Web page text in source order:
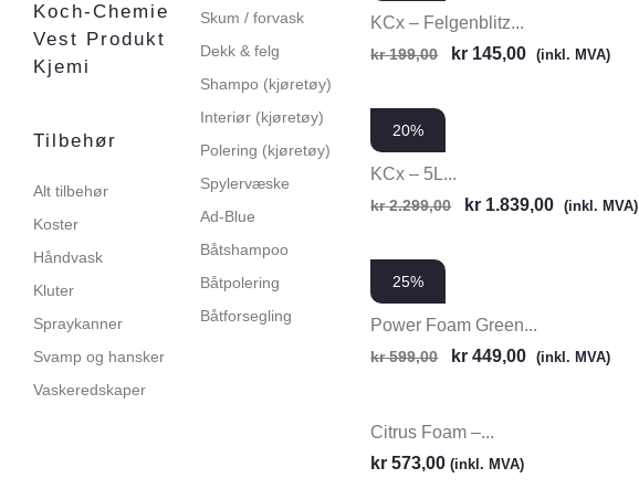
Koch-Chemie
Vest Produkt
Kjemi
Tilbehør
Alt tilbehør
Koster
Håndvask
Kluter
Spraykanner
Svamp og hansker
Vaskeredskaper
Skum / forvask
Dekk & felg
Shampo (kjøretøy)
Interiør (kjøretøy)
Polering (kjøretøy)
Spylervæske
Ad-Blue
Båtshampoo
Båtpolering
Båtforsegling
KCx – Felgenblitz...
kr199,00 kr 145,00 (inkl. MVA)
20%
KCx – 5L...
kr2.299,00 kr 1.839,00 (inkl. MVA)
25%
Power Foam Green...
kr599,00 kr 449,00 (inkl. MVA)
Citrus Foam –...
kr 573,00 (inkl. MVA)